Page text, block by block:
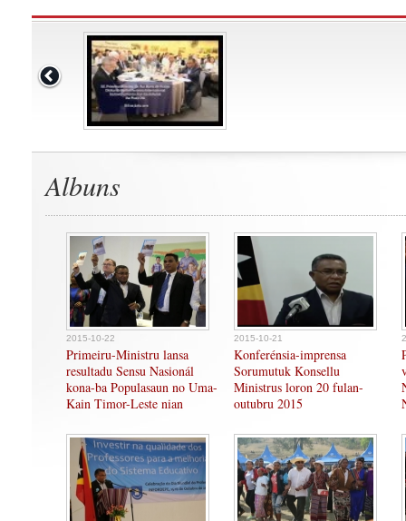
Albuns
2015-10-22
Primeiru-Ministru lansa
resultadu Sensu Nasionál
kona-ba Populasaun no Uma-
Kain Timor-Leste nian
2015-10-21
Konferénsia-imprensa
Sorumutuk Konsellu
Ministrus loron 20 fulan-
outubru 2015